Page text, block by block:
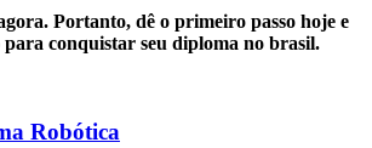
Portanto, dê o primeiro passo hoje e
conquistar seu diploma no brasil.
Robótica